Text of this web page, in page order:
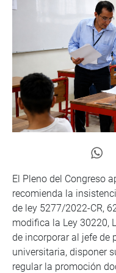
El Pleno del Congreso
recomienda la
de ley 5277/2022-CR,
modifica la Ley 30220,
de incorporar al jefe de
universitaria, disponer
regular la promoción